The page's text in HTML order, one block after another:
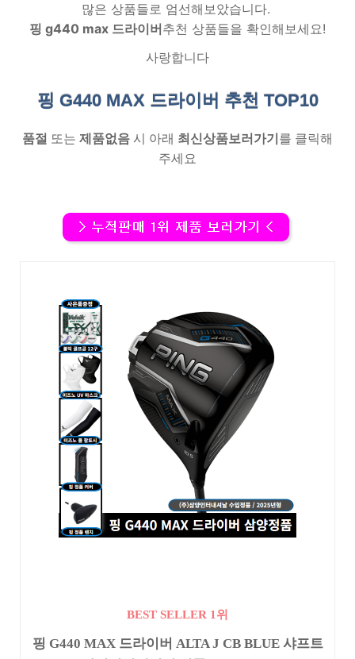
많은 상품들로 엄선해보았습니다.
핑 g440 max 드라이버추천 상품들을 확인해보세요!
사랑합니다
핑 G440 MAX 드라이버 추천 TOP10
품절 또는 제품없음 시 아래 최신상품보러가기 를 클릭해
주세요
BEST SELLER 1위
핑 G440 MAX 드라이버 ALTA J CB BLUE 샤프트